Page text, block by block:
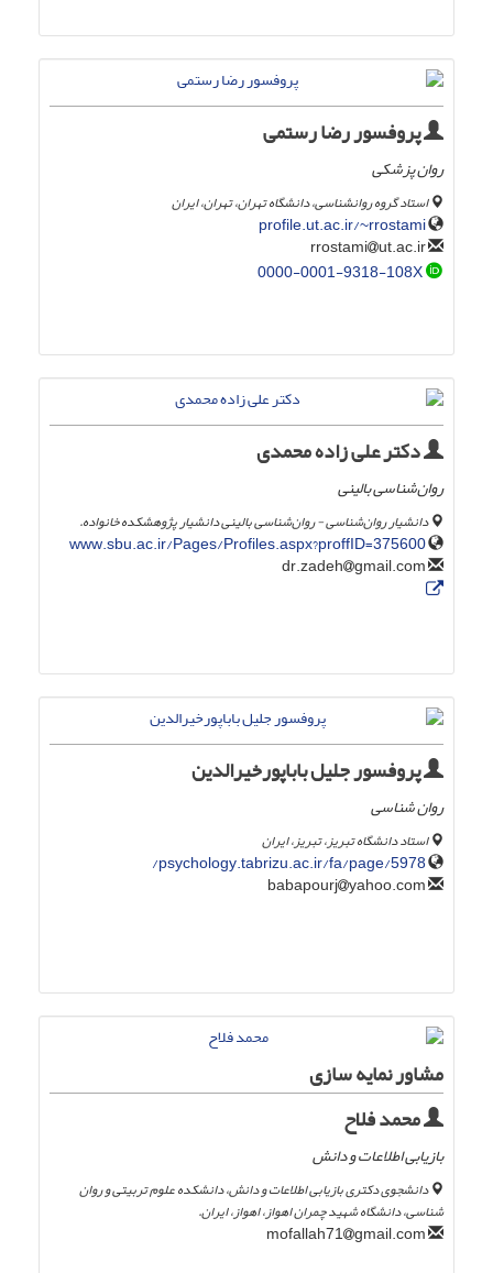
پروفسور رضا رستمی
روان پزشکی
استاد گروه روانشناسی، دانشگاه تهران، تهران، ایران
profile.ut.ac.ir/~rrostami
ut.ac.ir
0000-0001-9318-108X
دکتر علی زاده محمدی
روان‌شناسی بالینی
دانشیار روان‌شناسی - روان‌شناسی بالینی دانشیار پژوهشکده خانواده.
www.sbu.ac.ir/Pages/Profiles.aspx?proffID=375600
gmail.com
پروفسور جلیل باباپورخیرالدین
روان شناسی
استاد دانشگاه تبریز، تبریز، ایران
psychology.tabrizu.ac.ir/fa/page/5978/
yahoo.com
مشاور نمایه سازی
محمد فلاح
بازیابی اطلاعات و دانش
دانشجوی دکتری بازیابی اطلاعات و دانش، دانشکده علوم تربیتی و روان
شناسی، دانشگاه شهید چمران اهواز، اهواز، ایران.
gmail.com